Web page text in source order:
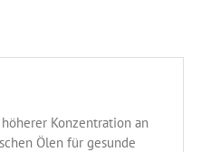
Konzentration an
Ölen für gesunde